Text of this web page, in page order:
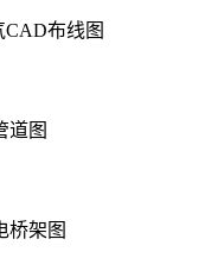
布线图
道图
桥架图